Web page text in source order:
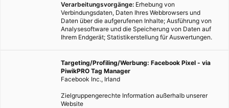
Verarbeitungsvorgänge: Erhebung von
Verbindungsdaten, Daten Ihres Webbrowsers und
Daten über die aufgerufenen Inhalte; Ausführung von
Analysesoftware und die Speicherung von Daten auf
Ihrem Endgerät; Statistikerstellung für Auswertungen.
Targeting/Profiling/Werbung: Facebook Pixel - via
PiwikPRO Tag Manager
Facebook Inc., Irland
Zielgruppengerechte Information außerhalb unserer
Website